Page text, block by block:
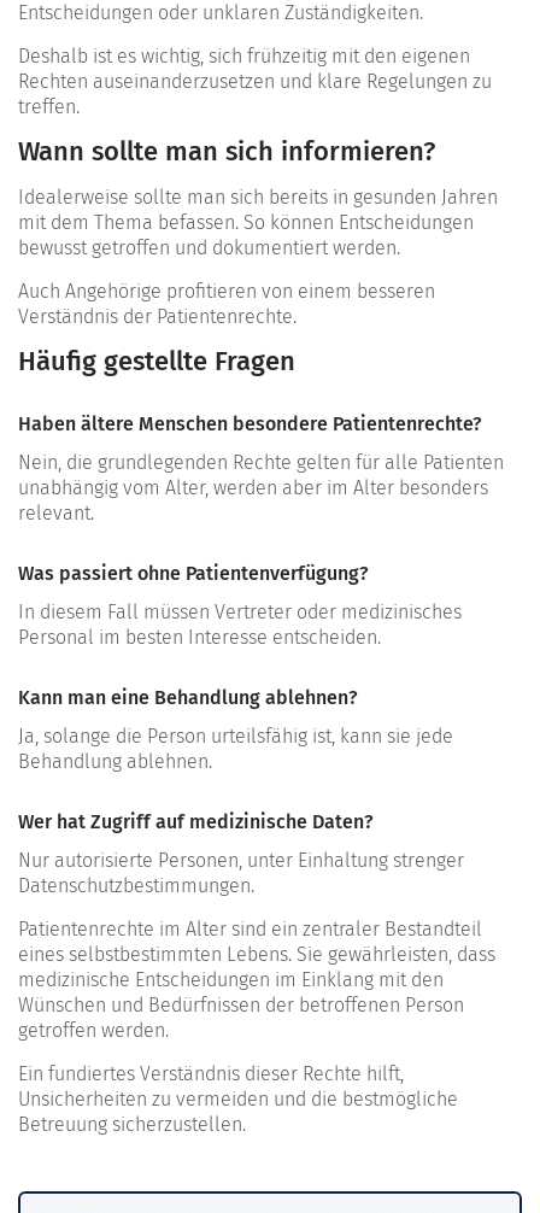
Entscheidungen oder unklaren Zuständigkeiten.
Deshalb ist es wichtig, sich frühzeitig mit den eigenen
Rechten auseinanderzusetzen und klare Regelungen zu
treffen.
Wann sollte man sich informieren?
Idealerweise sollte man sich bereits in gesunden Jahren
mit dem Thema befassen. So können Entscheidungen
bewusst getroffen und dokumentiert werden.
Auch Angehörige profitieren von einem besseren
Verständnis der Patientenrechte.
Häufig gestellte Fragen
Haben ältere Menschen besondere Patientenrechte?
Nein, die grundlegenden Rechte gelten für alle Patienten
unabhängig vom Alter, werden aber im Alter besonders
relevant.
Was passiert ohne Patientenverfügung?
In diesem Fall müssen Vertreter oder medizinisches
Personal im besten Interesse entscheiden.
Kann man eine Behandlung ablehnen?
Ja, solange die Person urteilsfähig ist, kann sie jede
Behandlung ablehnen.
Wer hat Zugriff auf medizinische Daten?
Nur autorisierte Personen, unter Einhaltung strenger
Datenschutzbestimmungen.
Patientenrechte im Alter sind ein zentraler Bestandteil
eines selbstbestimmten Lebens. Sie gewährleisten, dass
medizinische Entscheidungen im Einklang mit den
Wünschen und Bedürfnissen der betroffenen Person
getroffen werden.
Ein fundiertes Verständnis dieser Rechte hilft,
Unsicherheiten zu vermeiden und die bestmögliche
Betreuung sicherzustellen.